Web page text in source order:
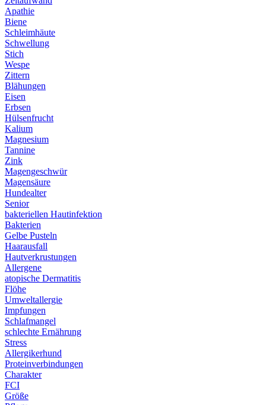
Apathie
Biene
Schleimhäute
Schwellung
Stich
Wespe
Zittern
Blähungen
Eisen
Erbsen
Hülsenfrucht
Kalium
Magnesium
Tannine
Zink
Magengeschwür
Magensäure
Hundealter
Senior
bakteriellen Hautinfektion
Bakterien
Gelbe Pusteln
Haarausfall
Hautverkrustungen
Allergene
atopische Dermatitis
Flöhe
Umweltallergie
Impfungen
Schlafmangel
schlechte Ernährung
Stress
Allergikerhund
Proteinverbindungen
Charakter
FCI
Größe